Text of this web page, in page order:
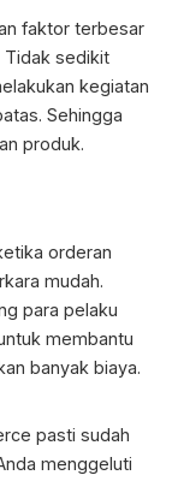
faktor terbesar
Tidak sedikit
kegiatan
Sehingga
produk.
orderan
mudah.
para pelaku
membantu
banyak biaya.
pasti sudah
menggeluti